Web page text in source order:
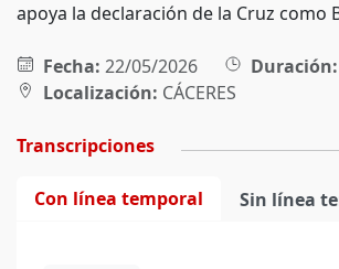
apoya la declaración de la Cruz como
Fecha: 22/05/2026 Duración:
Localización: CÁCERES
Transcripciones
Con línea temporal Sin línea